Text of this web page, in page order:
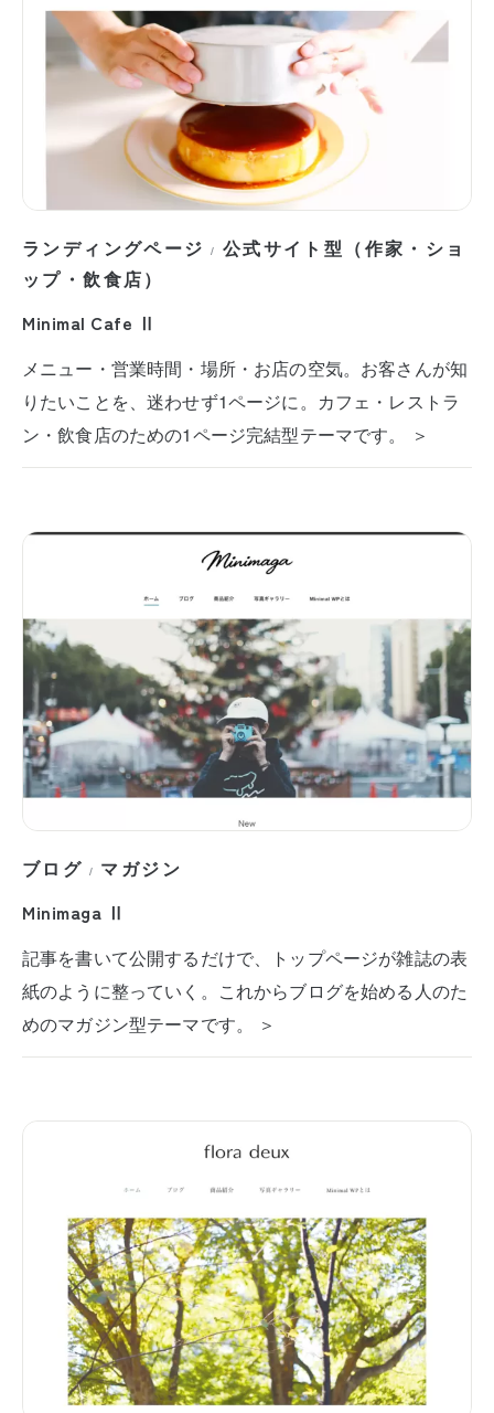
ランディングページ / 公式サイト型（作家・ショ
ップ・飲食店）
Minimal Cafe Ⅱ
メニュー・営業時間・場所・お店の空気。お客さんが知
りたいことを、迷わせず1ページに。カフェ・レストラ
ン・飲食店のための1ページ完結型テーマです。 ＞
ブログ / マガジン
Minimaga Ⅱ
記事を書いて公開するだけで、トップページが雑誌の表
紙のように整っていく。これからブログを始める人のた
めのマガジン型テーマです。 ＞